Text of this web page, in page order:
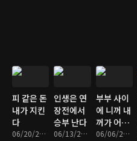
피 같은 돈
내가 지킨
다
06/20/2026 • 1시간 22분
인생은 연
장전에서
승부 난다
06/13/2026 • 1시간 22분
부부 사이
에 니꺼 내
꺼가 어딨
냐
06/06/2026 • 1시간 22분